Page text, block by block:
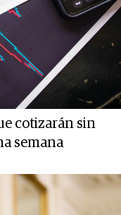
cotizarán sin
semana